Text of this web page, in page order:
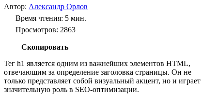
Автор: Александр Орлов
Время чтения: 5 мин.
Просмотров: 2863
Скопировать
Тег h1 является одним из важнейших элементов HTML,
отвечающим за определение заголовка страницы. Он не
только представляет собой визуальный акцент, но и играет
значительную роль в SEO-оптимизации.